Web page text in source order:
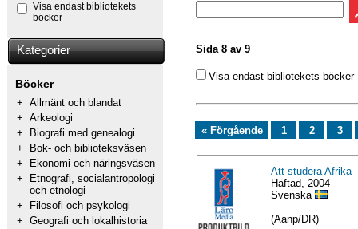
Visa endast bibliotekets
böcker
Kategorier
Böcker
+ Allmänt och blandat
+ Arkeologi
+
Biografi med genealogi
+
Bok- och biblioteksväsen
+
Ekonomi och näringsväsen
+
Etnografi, socialantropologi
och etnologi
+
Filosofi och psykologi
+ Geografi och lokalhistoria
Sida 8 av 9
Visa endast bibliotekets böcker
« Förgående 1 2 3
Att studera Afrika
Häftad, 2004
Svenska
(Aanp/DR)